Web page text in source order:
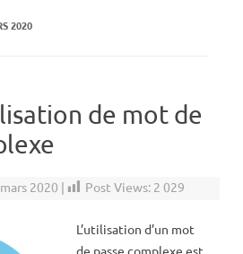
2020
de mot de
2020 | Post Views: 2 029
L’utilisation d’un mot
de passe complexe est